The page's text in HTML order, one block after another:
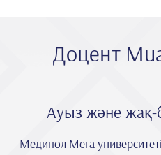
Доцент
Ауыз және жақ-
Медипол Мега